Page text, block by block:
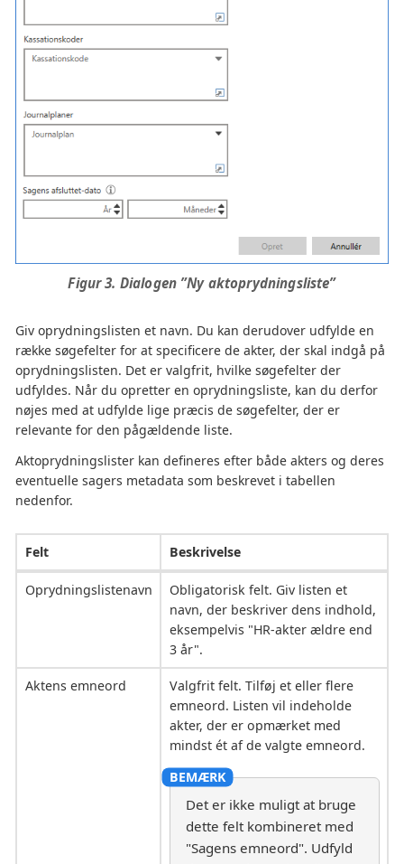
Figur 3. Dialogen ”Ny aktoprydningsliste”
Giv oprydningslisten et navn. Du kan derudover udfylde en
række søgefelter for at specificere de akter, der skal indgå på
oprydningslisten. Det er valgfrit, hvilke søgefelter der
udfyldes. Når du opretter en oprydningsliste, kan du derfor
nøjes med at udfylde lige præcis de søgefelter, der er
relevante for den pågældende liste.
Aktoprydningslister kan defineres efter både akters og deres
eventuelle sagers metadata som beskrevet i tabellen
nedenfor.
Felt Beskrivelse
Oprydningslistenavn
Obligatorisk felt. Giv listen et
navn, der beskriver dens indhold,
eksempelvis "HR-akter ældre end
3 år".
Aktens emneord
Valgfrit felt. Tilføj et eller flere
emneord. Listen vil indeholde
akter, der er opmærket med
mindst ét af de valgte emneord.
Det er ikke muligt at bruge
dette felt kombineret med
"Sagens emneord". Udfyld